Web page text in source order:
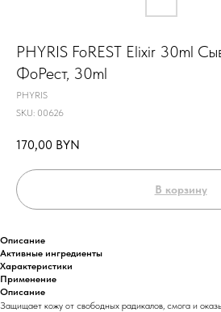
PHYRIS FoREST Elixir 30ml
ФоРест, 30ml
PHYRIS
SKU: 00626
170,00 BYN
В корзину
Описание
Активные ингредиенты
Характеристики
Применение
Описание
Защищает кожу от свободных радикалов, смога и